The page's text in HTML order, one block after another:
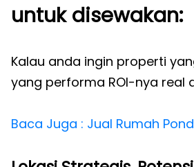
untuk disewakan:
Kalau anda ingin properti
yang performa ROI-nya real
Baca Juga : Jual Rumah